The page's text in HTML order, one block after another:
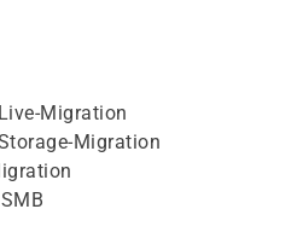
Migration
Migration